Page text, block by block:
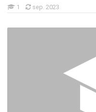
1 sep. 2023